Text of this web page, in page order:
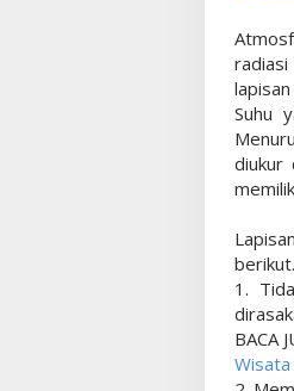
Suhu
diukur
berikut.
1.
BACA
Wisata